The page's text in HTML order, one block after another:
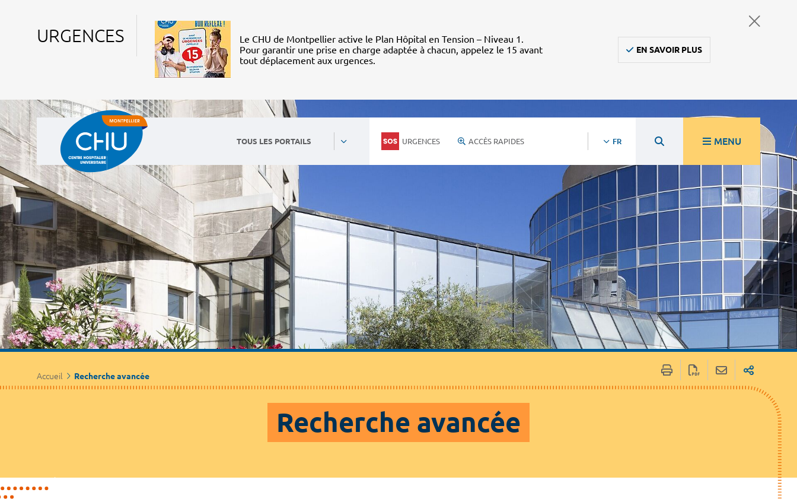
URGENCES
Le CHU de Montpellier active le Plan Hôpital en Tension – Niveau 1.
Pour garantir une prise en charge adaptée à chacun, appelez le 15 avant
tout déplacement aux urgences.
EN SAVOIR PLUS
TOUS LES PORTAILS URGENCES ACCÈS RAPIDES FR MENU
Accueil Recherche avancée
Recherche avancée